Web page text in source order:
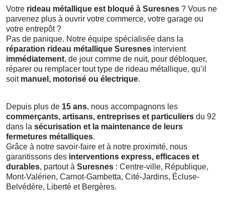
Votre rideau métallique est bloqué à Suresnes ? Vous ne
parvenez plus à ouvrir votre commerce, votre garage ou
votre entrepôt ?
Pas de panique. Notre équipe spécialisée dans la
réparation rideau métallique Suresnes intervient
immédiatement, de jour comme de nuit, pour débloquer,
réparer ou remplacer tout type de rideau métallique, qu’il
soit manuel, motorisé ou électrique.
Depuis plus de 15 ans, nous accompagnons les
commerçants, artisans, entreprises et particuliers du 92
dans la sécurisation et la maintenance de leurs
fermetures métalliques.
Grâce à notre savoir-faire et à notre proximité, nous
garantissons des interventions express, efficaces et
durables, partout à Suresnes : Centre-ville, République,
Mont-Valérien, Carnot-Gambetta, Cité-Jardins, Écluse-
Belvédère, Liberté et Bergères.